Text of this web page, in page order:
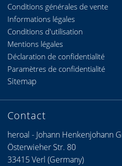
Conditions générales de vente
Informations légales
Conditions d'utilisation
Contact
heroal - Johann Henkenjohann
Österwieher Str. 80
33415 Verl (Germany)
Mentions légales
Déclaration de confidentialité
Paramètres de confidentialité
Sitemap